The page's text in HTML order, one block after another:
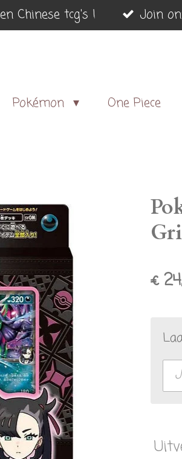
Chinese tcg's ! Join
Pokémon One Piece
€